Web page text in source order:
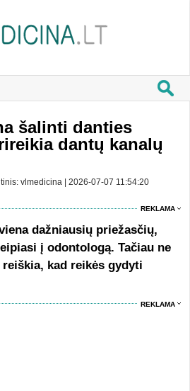
šalinti danties
dantų kanalų
vlmedicina | 2026-07-07 11:54:20
REKLAMA
dažniausių priežasčių,
į odontologą. Tačiau ne
kad reikės gydyti
REKLAMA